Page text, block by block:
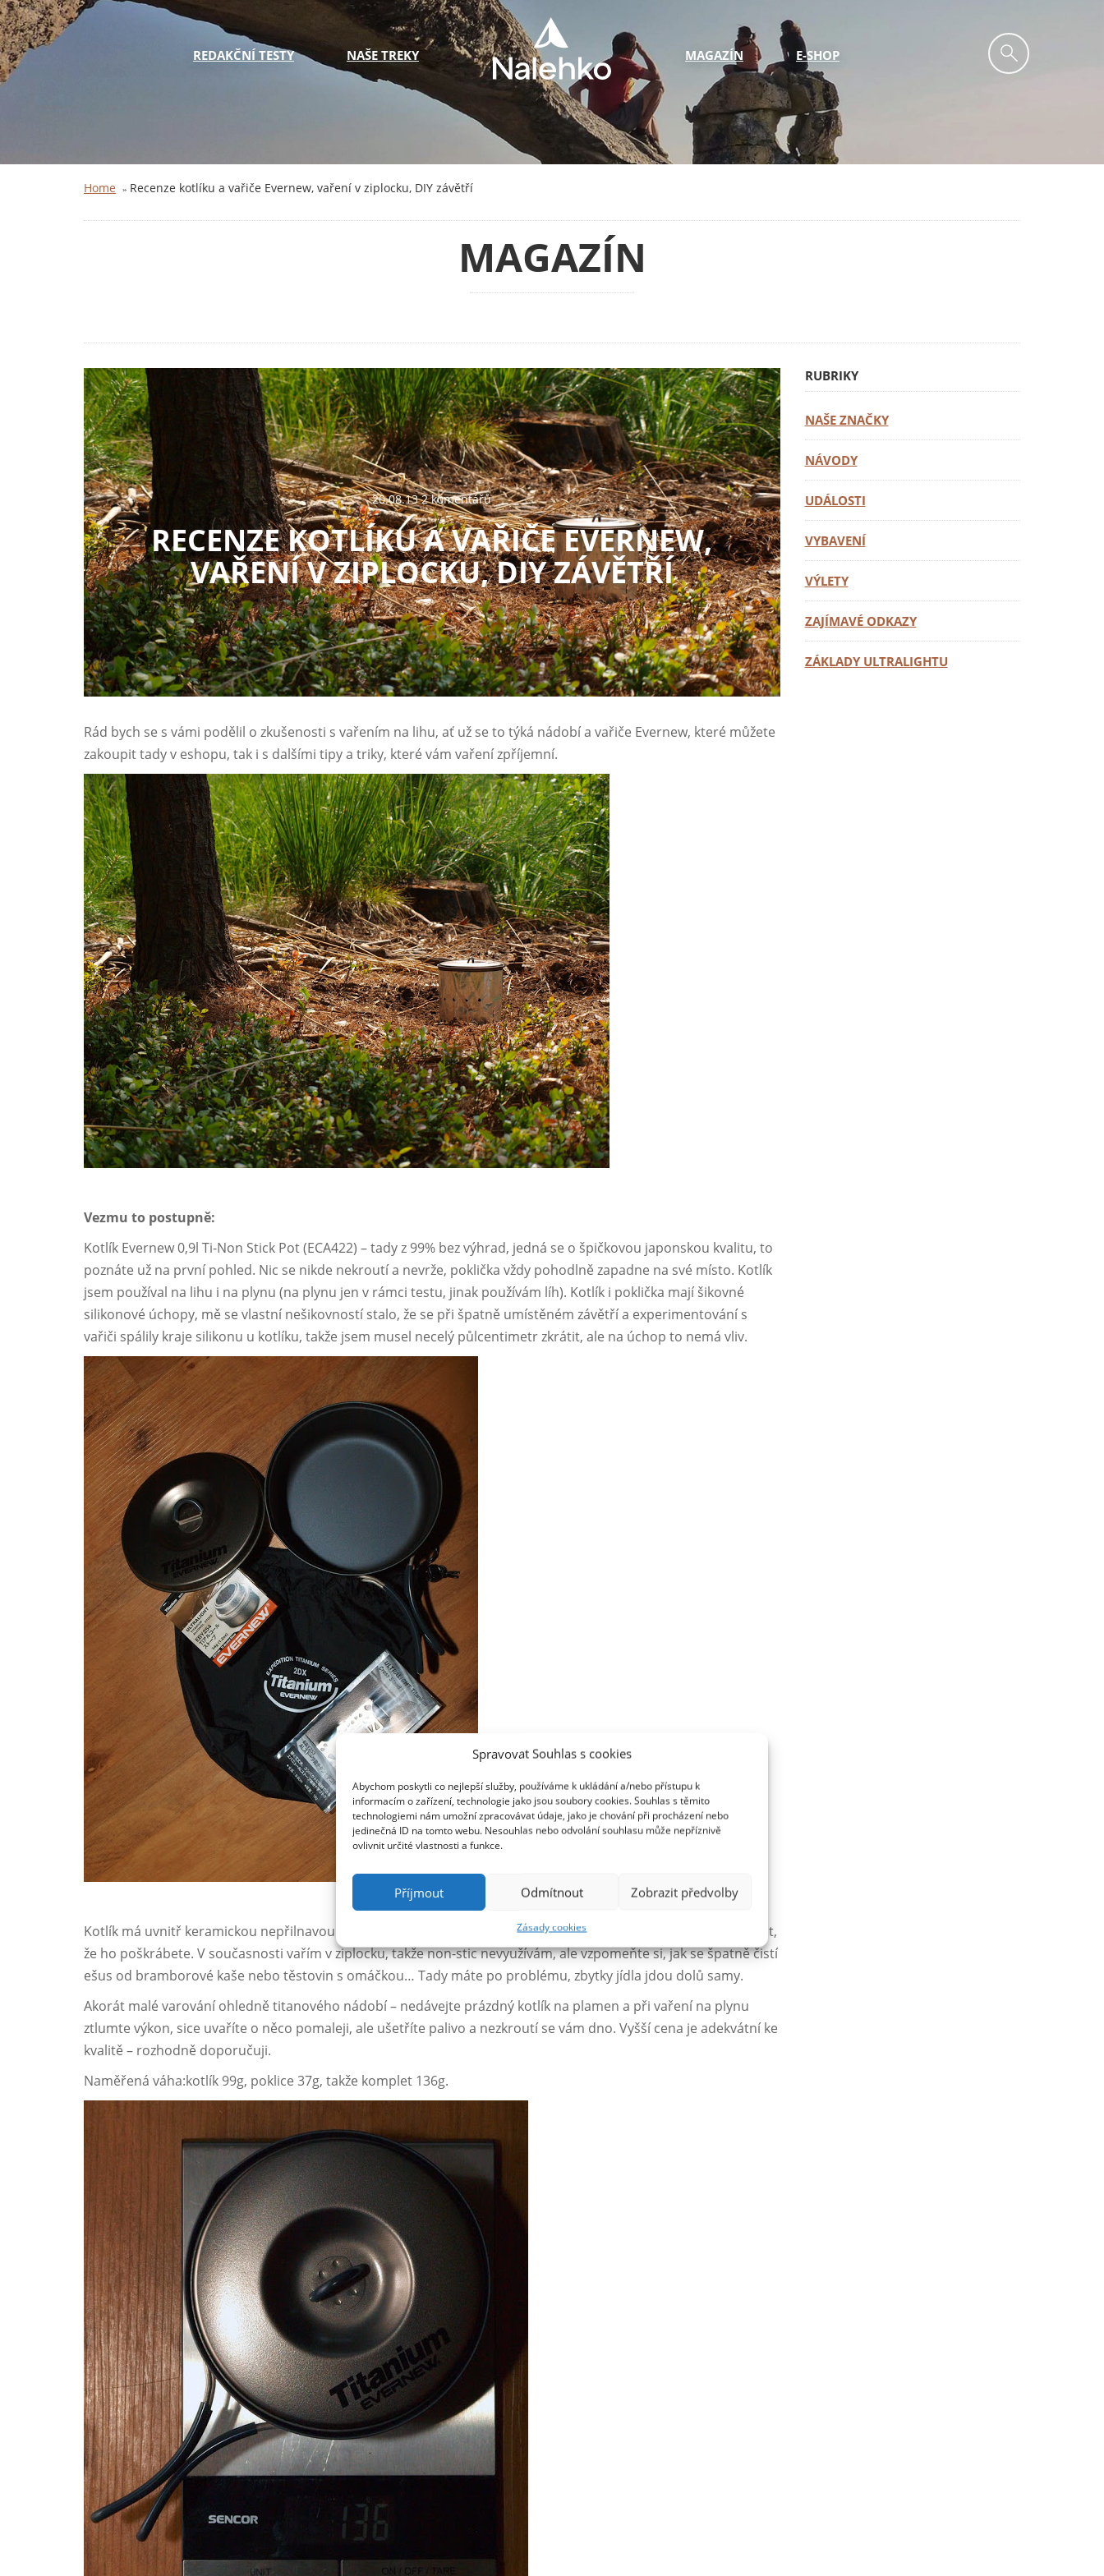
Spravovat Souhlas s cookies
Abychom poskytli co nejlepší služby, používáme k ukládání a/nebo přístupu k
informacím o zařízení, technologie jako jsou soubory cookies. Souhlas s těmito
technologiemi nám umožní zpracovávat údaje, jako je chování při procházení nebo
jedinečná ID na tomto webu. Nesouhlas nebo odvolání souhlasu může nepříznivě
ovlivnit určité vlastnosti a funkce.
Příjmout Odmítnout Zobrazit předvolby
Zásady cookies
REDAKČNÍ TESTY NAŠE TREKY MAGAZÍN E-SHOP
Home » Recenze kotlíku a vařiče Evernew, vaření v ziplocku, DIY závětří
MAGAZÍN
20.08.13 2 komentářů
RECENZE KOTLÍKU A VAŘIČE EVERNEW,
VAŘENÍ V ZIPLOCKU, DIY ZÁVĚTŘÍ
Rád bych se s vámi podělil o zkušenosti s vařením na lihu, ať už se to týká nádobí a vařiče Evernew, které můžete
zakoupit tady v eshopu, tak i s dalšími tipy a triky, které vám vaření zpříjemní.
Vezmu to postupně:
Kotlík Evernew 0,9l Ti-Non Stick Pot (ECA422) – tady z 99% bez výhrad, jedná se o špičkovou japonskou kvalitu, to
poznáte už na první pohled. Nic se nikde nekroutí a nevrže, poklička vždy pohodlně zapadne na své místo. Kotlík
jsem používal na lihu i na plynu (na plynu jen v rámci testu, jinak používám líh). Kotlík i poklička mají šikovné
silikonové úchopy, mě se vlastní nešikovností stalo, že se při špatně umístěném závětří a experimentování s
vařiči spálily kraje silikonu u kotlíku, takže jsem musel necelý půlcentimetr zkrátit, ale na úchop to nemá vliv.
Kotlík má uvnitř keramickou nepřilnavou vrstvu, která neobsahuje PTFE a je velmi odolná, takže se nemusíte bát,
že ho poškrábete. V současnosti vařím v ziplocku, takže non-stic nevyužívám, ale vzpomeňte si, jak se špatně čistí
ešus od bramborové kaše nebo těstovin s omáčkou… Tady máte po problému, zbytky jídla jdou dolů samy.
Akorát malé varování ohledně titanového nádobí – nedávejte prázdný kotlík na plamen a při vaření na plynu
ztlumte výkon, sice uvaříte o něco pomaleji, ale ušetříte palivo a nezkroutí se vám dno. Vyšší cena je adekvátní ke
kvalitě – rozhodně doporučuji.
Naměřená váha:kotlík 99g, poklice 37g, takže komplet 136g.
RUBRIKY
NAŠE ZNAČKY
NÁVODY
UDÁLOSTI
VYBAVENÍ
VÝLETY
ZAJÍMAVÉ ODKAZY
ZÁKLADY ULTRALIGHTU